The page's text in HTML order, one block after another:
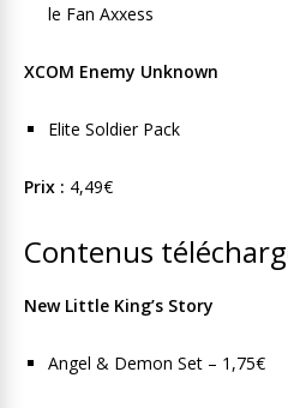
le Fan Axxess
XCOM Enemy Unknown
Elite Soldier Pack
Prix : 4,49€
Contenus
New Little King’s Story
Angel & Demon Set – 1,75€